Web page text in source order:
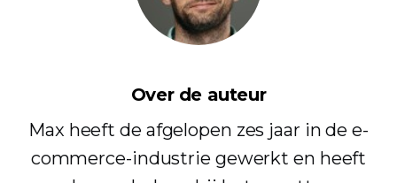
Over de auteur
Max heeft de afgelopen zes jaar in de e-
commerce-industrie gewerkt en heeft